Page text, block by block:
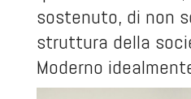
sostenuto, di non
struttura della
Moderno